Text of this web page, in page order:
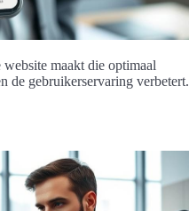
maakt die optimaal
de gebruikerservaring verbetert.